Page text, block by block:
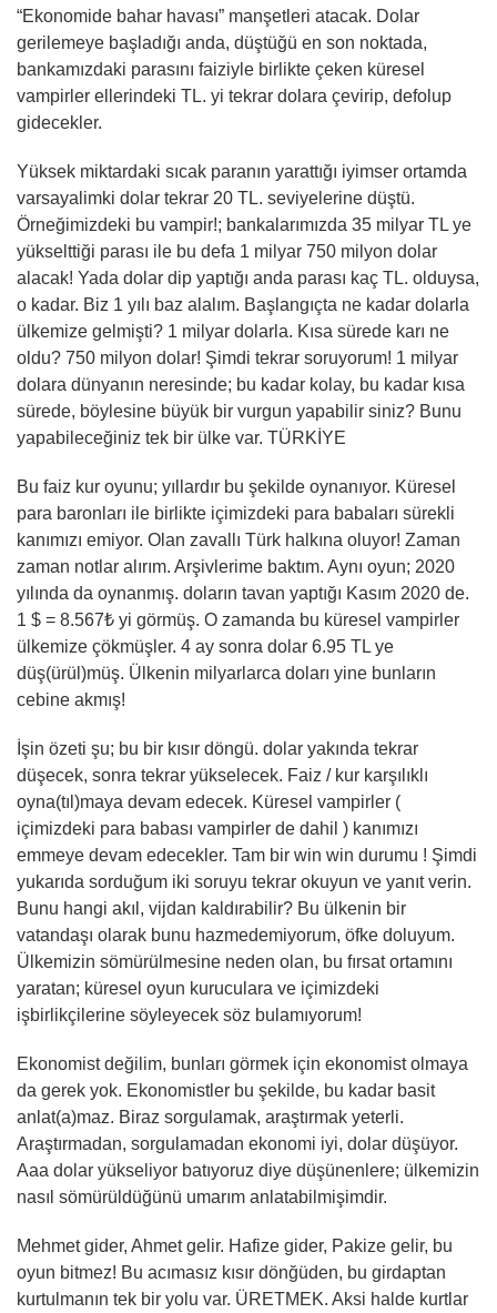
“Ekonomide bahar havası” manşetleri atacak. Dolar
gerilemeye başladığı anda, düştüğü en son noktada,
bankamızdaki parasını faiziyle birlikte çeken küresel
vampirler ellerindeki TL. yi tekrar dolara çevirip, defolup
gidecekler.
Yüksek miktardaki sıcak paranın yarattığı iyimser ortamda
varsayalimki dolar tekrar 20 TL. seviyelerine düştü.
Örneğimizdeki bu vampir!; bankalarımızda 35 milyar TL ye
yükselttiği parası ile bu defa 1 milyar 750 milyon dolar
alacak! Yada dolar dip yaptığı anda parası kaç TL. olduysa,
o kadar. Biz 1 yılı baz alalım. Başlangıçta ne kadar dolarla
ülkemize gelmişti? 1 milyar dolarla. Kısa sürede karı ne
oldu? 750 milyon dolar! Şimdi tekrar soruyorum! 1 milyar
dolara dünyanın neresinde; bu kadar kolay, bu kadar kısa
sürede, böylesine büyük bir vurgun yapabilir siniz? Bunu
yapabileceğiniz tek bir ülke var. TÜRKİYE
Bu faiz kur oyunu; yıllardır bu şekilde oynanıyor. Küresel
para baronları ile birlikte içimizdeki para babaları sürekli
kanımızı emiyor. Olan zavallı Türk halkına oluyor! Zaman
zaman notlar alırım. Arşivlerime baktım. Aynı oyun; 2020
yılında da oynanmış. doların tavan yaptığı Kasım 2020 de.
1 $ = 8.567₺ yi görmüş. O zamanda bu küresel vampirler
ülkemize çökmüşler. 4 ay sonra dolar 6.95 TL ye
düş(ürül)müş. Ülkenin milyarlarca doları yine bunların
cebine akmış!
İşin özeti şu; bu bir kısır döngü. dolar yakında tekrar
düşecek, sonra tekrar yükselecek. Faiz / kur karşılıklı
oyna(tıl)maya devam edecek. Küresel vampirler (
içimizdeki para babası vampirler de dahil ) kanımızı
emmeye devam edecekler. Tam bir win win durumu ! Şimdi
yukarıda sorduğum iki soruyu tekrar okuyun ve yanıt verin.
Bunu hangi akıl, vijdan kaldırabilir? Bu ülkenin bir
vatandaşı olarak bunu hazmedemiyorum, öfke doluyum.
Ülkemizin sömürülmesine neden olan, bu fırsat ortamını
yaratan; küresel oyun kuruculara ve içimizdeki
işbirlikçilerine söyleyecek söz bulamıyorum!
Ekonomist değilim, bunları görmek için ekonomist olmaya
da gerek yok. Ekonomistler bu şekilde, bu kadar basit
anlat(a)maz. Biraz sorgulamak, araştırmak yeterli.
Araştırmadan, sorgulamadan ekonomi iyi, dolar düşüyor.
Aaa dolar yükseliyor batıyoruz diye düşünenlere; ülkemizin
nasıl sömürüldüğünü umarım anlatabilmişimdir.
Mehmet gider, Ahmet gelir. Hafize gider, Pakize gelir, bu
oyun bitmez! Bu acımasız kısır dönğüden, bu girdaptan
kurtulmanın tek bir yolu var. ÜRETMEK. Aksi halde kurtlar